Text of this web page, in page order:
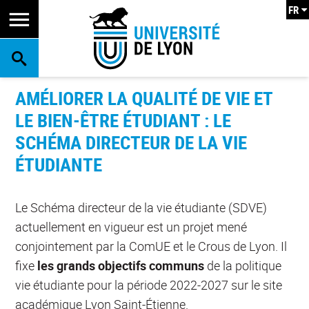
RECHERCHE
FR
AMÉLIORER LA QUALITÉ DE VIE ET
LE BIEN-ÊTRE ÉTUDIANT : LE
SCHÉMA DIRECTEUR DE LA VIE
ÉTUDIANTE
Le Schéma directeur de la vie étudiante (SDVE)
actuellement en vigueur est un projet mené
conjointement par la ComUE et le Crous de Lyon. Il
fixe les grands objectifs communs de la politique
vie étudiante pour la période 2022-2027 sur le site
académique Lyon Saint-Étienne.